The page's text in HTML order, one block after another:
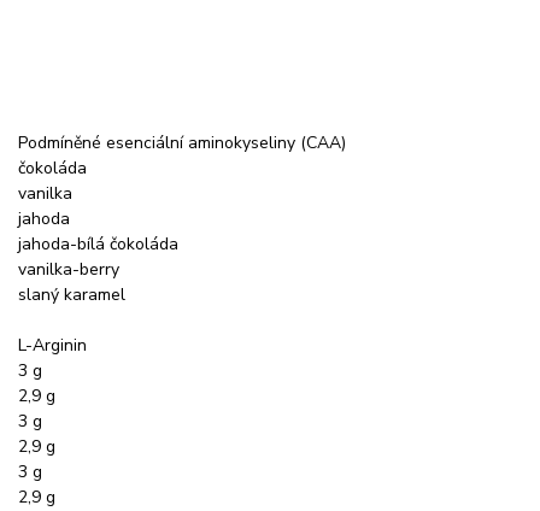
Podmíněné esenciální aminokyseliny (CAA)
čokoláda
vanilka
jahoda
jahoda-bílá čokoláda
vanilka-berry
slaný karamel
L-Arginin
3 g
2,9 g
3 g
2,9 g
3 g
2,9 g